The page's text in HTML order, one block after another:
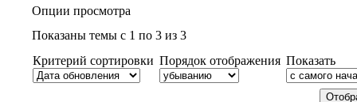
Опции просмотра
Показаны темы с 1 по 3 из 3
Критерий сортировки Порядок отображения Показать